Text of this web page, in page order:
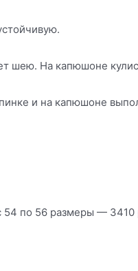
шею. На капюшоне
и на капюшоне
по 56 размеры — 3410